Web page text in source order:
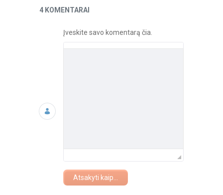
Naujienos
4 KOMENTARAI
Įveskite savo komentarą čia.
Atsakyti kaip...